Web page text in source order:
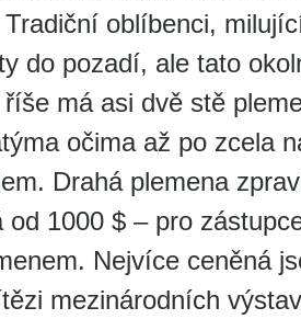
oblíbenci,
do pozadí, ale tato
má asi dvě stě
očima až po zcela
Drahá plemena
od 1000 $ – pro
Nejvíce ceněná
mezinárodních